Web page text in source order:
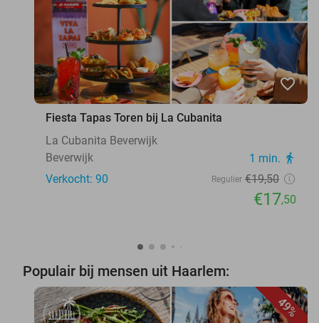
favorite_border
Fiesta Tapas Toren bij La Cubanita
La Cubanita Beverwijk
Beverwijk
1 min. directions_walk
Verkocht: 90 Regulier €19,50
€17,50
Populair bij mensen uit Haarlem:
49%